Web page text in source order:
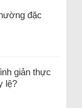
đặc
giản thực
lệ?